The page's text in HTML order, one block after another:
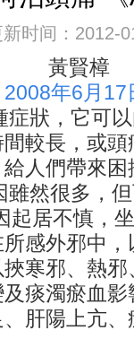
新时间：2012-
黃賢樟
2008年6月
症狀，它可
較長，或
人們帶來
然很多，但
起居不慎，
所感外邪中
寒邪、熱
痰濁瘀血
肝陽上亢